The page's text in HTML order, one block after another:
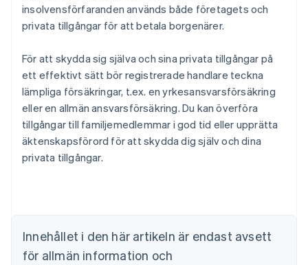
insolvensförfaranden används både företagets och
privata tillgångar för att betala borgenärer.
För att skydda sig själva och sina privata tillgångar på
ett effektivt sätt bör registrerade handlare teckna
lämpliga försäkringar, t.ex. en yrkesansvarsförsäkring
eller en allmän ansvarsförsäkring. Du kan överföra
tillgångar till familjemedlemmar i god tid eller upprätta
äktenskapsförord för att skydda dig själv och dina
privata tillgångar.
Innehållet i den här artikeln är endast avsett
för allmän information och
Australien
English
Belgien
Bulgarien
Cypern
English